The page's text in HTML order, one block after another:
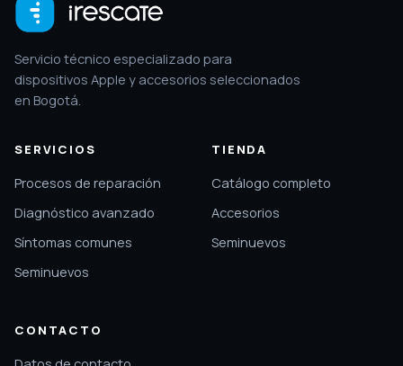
Servicio técnico especializado para
dispositivos Apple y accesorios seleccionados
en Bogotá.
SERVICIOS
Procesos de reparación
Diagnóstico avanzado
Síntomas comunes
Seminuevos
TIENDA
Catálogo completo
Accesorios
Seminuevos
CONTACTO